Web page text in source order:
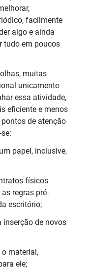
facilmente
algo e ainda
tudo em poucos
muitas
unicamente
essa atividade,
eficiente e menos
de atenção
papel, inclusive,
físicos
regras pré-
escritório;
inserção de novos
material,
ele;